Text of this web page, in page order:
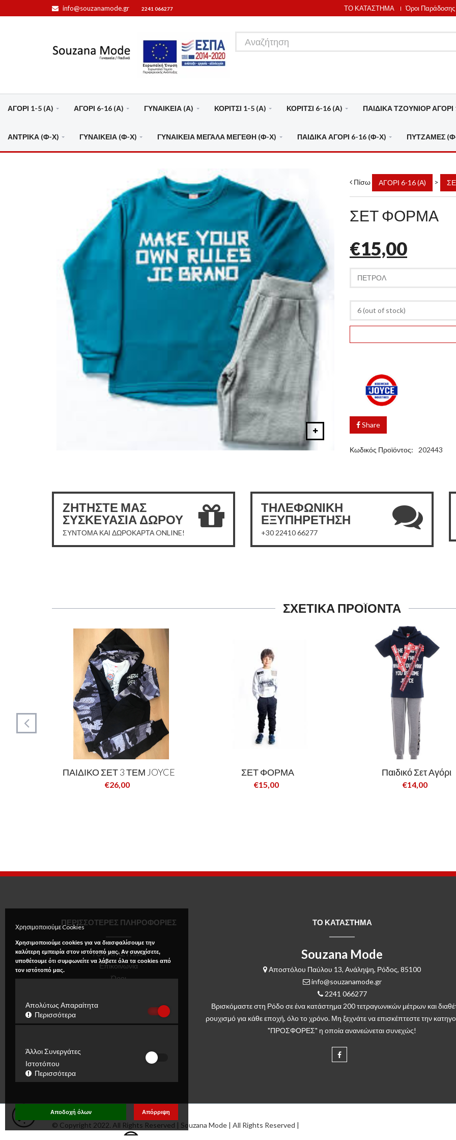
info@souzanamode.gr 2241 066277 ΤΟ ΚΑΤΑΣΤΗΜΑ Όροι Παράδοσης
ΑΓΟΡΙ 1-5 (Α) ΑΓΟΡΙ 6-16 (Α) ΓΥΝΑΙΚΕΙΑ (Α) ΚΟΡΙΤΣΙ 1-5 (Α) ΚΟΡΙΤΣΙ 6-16 (Α) ΠΑΙΔΙΚΑ ΤΖΟΥΝΙΟΡ ΑΓΟΡΙ
ΑΝΤΡΙΚΑ (Φ-Χ) ΓΥΝΑΙΚΕΙΑ (Φ-Χ) ΓΥΝΑΙΚΕΙΑ ΜΕΓΑΛΑ ΜΕΓΕΘΗ (Φ-Χ) ΠΑΙΔΙΚΑ ΑΓΟΡΙ 6-16 (Φ-Χ) ΠΥΤΖΑΜΕΣ
Πίσω ΑΓΟΡΙ 6-16 (Α) >
ΣΕΤ ΦΟΡΜΑ
€15,00
Share
Κωδικός Προϊόντος: 202443
ΖΗΤΗΣΤΕ ΜΑΣ
ΣΥΣΚΕΥΑΣΙΑ ΔΩΡΟΥ
ΣΥΝΤΟΜΑ ΚΑΙ ΔΩΡΟΚΑΡΤΑ ONLINE!
ΤΗΛΕΦΩΝΙΚΗ
ΕΞΥΠΗΡΕΤΗΣΗ
+30 22410 66277
ΣΧΕΤΙΚΑ ΠΡΟΪΟΝΤΑ
ΠΑΙΔΙΚΟ ΣΕΤ 3 ΤΕΜ JOYCE
€26,00
ΣΕΤ ΦΟΡΜΑ
€15,00
Παιδικό Σετ Αγόρι
€14,00
ΠΕΡΙΣΣΟΤΕΡΕΣ ΠΛΗΡΟΦΟΡΙΕΣ
ΤΟ ΚΑΤΑΣΤΗΜΑ
Επικοινωνία
Όροι
ΤΟ ΚΑΤΑΣΤΗΜΑ
Souzana Mode
Αποστόλου Παύλου 13, Ανάληψη, Ρόδος, 85100
info@souzanamode.gr
2241 066277
Βρισκόμαστε στη Ρόδο σε ένα κατάστημα 200 τετραγωνικών μέτρων και
ρουχισμό για κάθε εποχή, όλο το χρόνο. Μη ξεχνάτε να επισκέπτεστε την
"ΠΡΟΣΦΟΡΕΣ" η οποία ανανεώνεται συνεχώς!
© Copyright 2022. All Rights Reserved | Souzana Mode | All Rights Reserved |
Χρησιμοποιούμε Cookies
Χρησιμοποιούμε cookies για να διασφαλίσουμε την
καλύτερη εμπειρία στον ιστότοπό μας. Αν συνεχίσετε,
υποθέτουμε ότι συμφωνείτε να λάβετε όλα τα cookies από
τον ιστότοπό μας.
Απολύτως Απαραίτητα
Περισσότερα
Άλλοι Συνεργάτες
Ιστοτόπου
Περισσότερα
Αποδοχή όλων Απόρριψη